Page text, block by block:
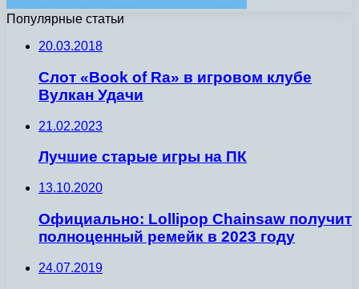
Популярные статьи
20.03.2018
Слот «Book of Ra» в игровом клубе
Вулкан Удачи
21.02.2023
Лучшие старые игры на ПК
13.10.2020
Официально: Lollipop Chainsaw получит
полноценный ремейк в 2023 году
24.07.2019